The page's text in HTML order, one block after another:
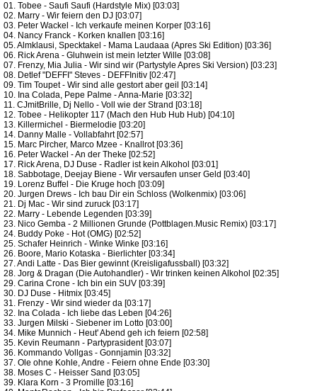
01. Tobee - Saufi Saufi (Hardstyle Mix) [03:03]
02. Marry - Wir feiern den DJ [03:07]
03. Peter Wackel - Ich verkaufe meinen Korper [03:16]
04. Nancy Franck - Korken knallen [03:16]
05. Almklausi, Specktakel - Mama Laudaaa (Apres Ski Edition) [03:36]
06. Rick Arena - Gluhwein ist mein letzter Wille [03:08]
07. Frenzy, Mia Julia - Wir sind wir (Partystyle Apres Ski Version) [03:23]
08. Detlef "DEFFI" Steves - DEFFInitiv [02:47]
09. Tim Toupet - Wir sind alle gestort aber geil [03:14]
10. Ina Colada, Pepe Palme - Anna-Marie [03:32]
11. CJmitBrille, Dj Nello - Voll wie der Strand [03:18]
12. Tobee - Helikopter 117 (Mach den Hub Hub Hub) [04:10]
13. Killermichel - Biermelodie [03:20]
14. Danny Malle - Vollabfahrt [02:57]
15. Marc Pircher, Marco Mzee - Knallrot [03:36]
16. Peter Wackel - An der Theke [02:52]
17. Rick Arena, DJ Duse - Radler ist kein Alkohol [03:01]
18. Sabbotage, Deejay Biene - Wir versaufen unser Geld [03:40]
19. Lorenz Buffel - Die Kruge hoch [03:09]
20. Jurgen Drews - Ich bau Dir ein Schloss (Wolkenmix) [03:06]
21. Dj Mac - Wir sind zuruck [03:17]
22. Marry - Lebende Legenden [03:39]
23. Nico Gemba - 2 Millionen Grunde (Pottblagen.Music Remix) [03:17]
24. Buddy Poke - Hot (OMG) [02:52]
25. Schafer Heinrich - Winke Winke [03:16]
26. Boore, Mario Kotaska - Bierlichter [03:34]
27. Andi Latte - Das Bier gewinnt (Kreisligafussball) [03:32]
28. Jorg & Dragan (Die Autohandler) - Wir trinken keinen Alkohol [02:35]
29. Carina Crone - Ich bin ein SUV [03:39]
30. DJ Duse - Hitmix [03:45]
31. Frenzy - Wir sind wieder da [03:17]
32. Ina Colada - Ich liebe das Leben [04:26]
33. Jurgen Milski - Siebener im Lotto [03:00]
34. Mike Munnich - Heut' Abend geh ich feiern [02:58]
35. Kevin Reumann - Partyprasident [03:07]
36. Kommando Vollgas - Gonnjamin [03:32]
37. Ole ohne Kohle, Andre - Feiern ohne Ende [03:30]
38. Moses C - Heisser Sand [03:05]
39. Klara Korn - 3 Promille [03:16]